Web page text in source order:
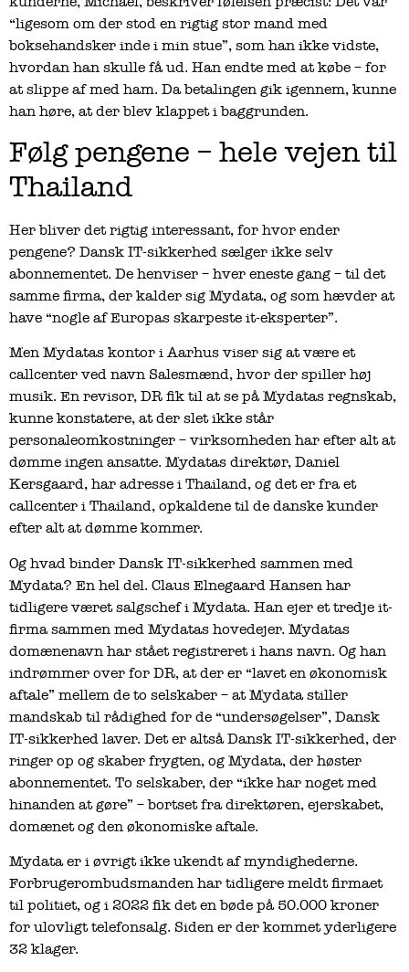
“ligesom om der stod en rigtig stor mand med
boksehandsker inde i min stue”, som han ikke vidste,
hvordan han skulle få ud. Han endte med at købe – for
at slippe af med ham. Da betalingen gik igennem, kunne
han høre, at der blev klappet i baggrunden.
Følg pengene – hele vejen til
Thailand
Her bliver det rigtig interessant, for hvor ender
pengene? Dansk IT-sikkerhed sælger ikke selv
abonnementet. De henviser – hver eneste gang – til det
samme firma, der kalder sig Mydata, og som hævder at
have “nogle af Europas skarpeste it-eksperter”.
Men Mydatas kontor i Aarhus viser sig at være et
callcenter ved navn Salesmænd, hvor der spiller høj
musik. En revisor, DR fik til at se på Mydatas regnskab,
kunne konstatere, at der slet ikke står
personaleomkostninger – virksomheden har efter alt at
dømme ingen ansatte. Mydatas direktør, Daniel
Kersgaard, har adresse i Thailand, og det er fra et
callcenter i Thailand, opkaldene til de danske kunder
efter alt at dømme kommer.
Og hvad binder Dansk IT-sikkerhed sammen med
Mydata? En hel del. Claus Elnegaard Hansen har
tidligere været salgschef i Mydata. Han ejer et tredje it-
firma sammen med Mydatas hovedejer. Mydatas
domænenavn har stået registreret i hans navn. Og han
indrømmer over for DR, at der er “lavet en økonomisk
aftale” mellem de to selskaber – at Mydata stiller
mandskab til rådighed for de “undersøgelser”, Dansk
IT-sikkerhed laver. Det er altså Dansk IT-sikkerhed, der
ringer op og skaber frygten, og Mydata, der høster
abonnementet. To selskaber, der “ikke har noget med
hinanden at gøre” – bortset fra direktøren, ejerskabet,
domænet og den økonomiske aftale.
Mydata er i øvrigt ikke ukendt af myndighederne.
Forbrugerombudsmanden har tidligere meldt firmaet
til politiet, og i 2022 fik det en bøde på 50.000 kroner
for ulovligt telefonsalg. Siden er der kommet yderligere
32 klager.